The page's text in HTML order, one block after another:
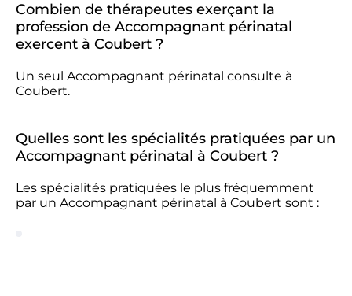
Combien de thérapeutes exerçant la
profession de Accompagnant périnatal
exercent à Coubert ?
Un seul Accompagnant périnatal consulte à
Coubert.
Quelles sont les spécialités pratiquées par un
Accompagnant périnatal à Coubert ?
Les spécialités pratiquées le plus fréquemment
par un Accompagnant périnatal à Coubert sont :